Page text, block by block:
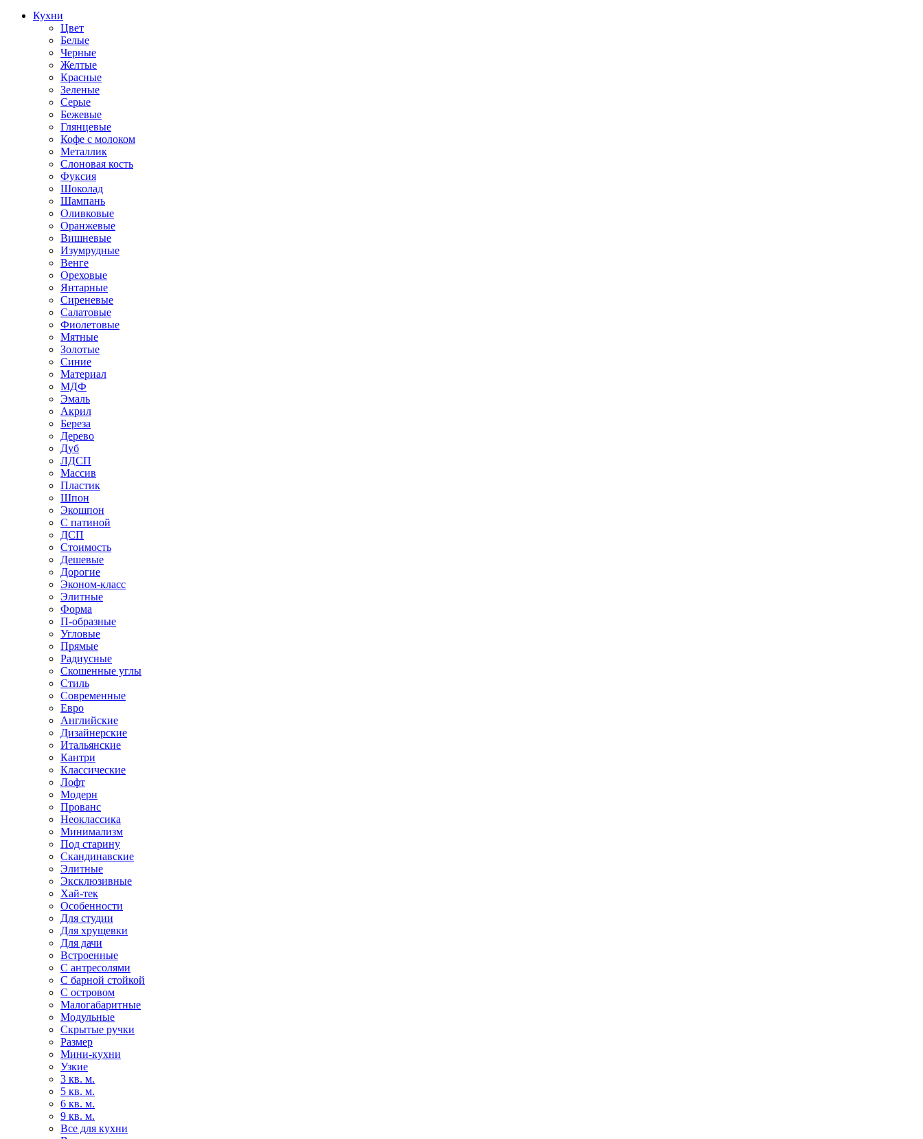
Кухни
Цвет
Белые
Черные
Желтые
Красные
Зеленые
Серые
Бежевые
Глянцевые
Кофе с молоком
Металлик
Слоновая кость
Фуксия
Шоколад
Шампань
Оливковые
Оранжевые
Вишневые
Изумрудные
Венге
Ореховые
Янтарные
Сиреневые
Салатовые
Фиолетовые
Мятные
Золотые
Синие
Материал
МДФ
Эмаль
Акрил
Береза
Дерево
Дуб
ЛДСП
Массив
Пластик
Шпон
Экошпон
С патиной
ДСП
Стоимость
Дешевые
Дорогие
Эконом-класс
Элитные
Форма
П-образные
Угловые
Прямые
Радиусные
Скошенные углы
Стиль
Современные
Евро
Английские
Дизайнерские
Итальянские
Кантри
Классические
Лофт
Модерн
Прованс
Неоклассика
Минимализм
Под старину
Скандинавские
Элитные
Эксклюзивные
Хай-тек
Особенности
Для студии
Для хрущевки
Для дачи
Встроенные
С антресолями
С барной стойкой
С островом
Малогабаритные
Модульные
Скрытые ручки
Размер
Мини-кухни
Узкие
3 кв. м.
5 кв. м.
6 кв. м.
9 кв. м.
Все для кухни